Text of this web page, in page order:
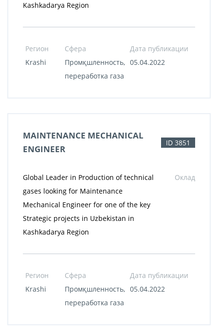
Kashkadarya Region
Регион Сфера
Дата публикации
Krashi
Промқшленность,
переработка газа
05.04.2022
MAINTENANCE MECHANICAL
ENGINEER
ID 3851
Global Leader in Production of technical
gases looking for Maintenance
Mechanical Engineer for one of the key
Strategic projects in Uzbekistan in
Kashkadarya Region
Оклад
Регион Сфера
Дата публикации
Krashi
Промқшленность,
переработка газа
05.04.2022